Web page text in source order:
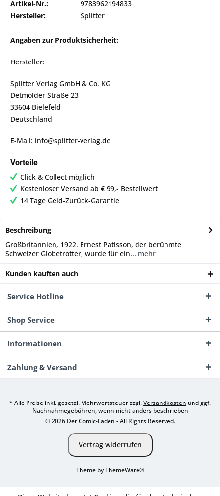
Artikel-Nr.:
9783962194833
Hersteller:
Splitter
Angaben zur Produktsicherheit:
Hersteller:
Splitter Verlag GmbH & Co. KG
Detmolder Straße 23
33604 Bielefeld
Deutschland
E-Mail: info@splitter-verlag.de
Vorteile
Click & Collect möglich
Kostenloser Versand ab € 99,- Bestellwert
14 Tage Geld-Zurück-Garantie
Beschreibung
Großbritannien, 1922. Ernest Patisson, der berühmte
Schweizer Globetrotter, wurde für ein... mehr
Kunden kauften auch
Service Hotline
Shop Service
Informationen
Zahlung & Versand
* Alle Preise inkl. gesetzl. Mehrwertsteuer zzgl.Versandkosten und ggf.
Nachnahmegebühren, wenn nicht anders beschrieben
© 2026 Der Comic-Laden - All Rights Reserved.
Vertrag widerrufen
Theme byThemeWare®